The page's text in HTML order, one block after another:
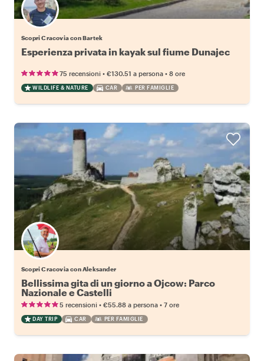
Scopri Cracovia con Bartek
Esperienza privata in kayak sul fiume Dunajec
75 recensioni • €130.51 a persona • 8 ore
WILDLIFE & NATURE CAR PER FAMIGLIE
Scopri Cracovia con Aleksander
Bellissima gita di un giorno a Ojcow: Parco
Nazionale e Castelli
5 recensioni • €55.88 a persona • 7 ore
DAY TRIP CAR PER FAMIGLIE